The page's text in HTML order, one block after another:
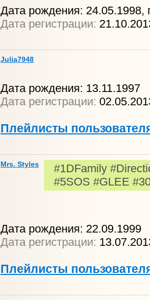
Дата рождения: 24.05.1998,
Дата регистрации:
Julia7948
Дата рождения: 13.11.1997
Дата регистрации:
Плейлисты
Mrs. Styles
#1DFamily
#5SOS #GLEE
Дата рождения: 22.09.1999
Дата регистрации:
Плейлисты